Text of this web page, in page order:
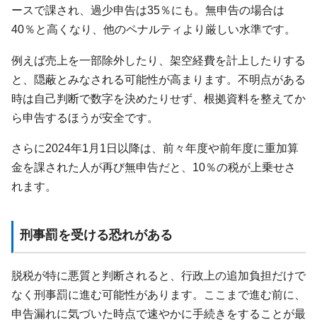
ースで課され、過少申告は35％にも。無申告の場合は
40％と高くなり、他のペナルティより厳しい水準です。
例えば売上を一部除外したり、架空経費を計上したりする
と、隠蔽とみなされる可能性が高まります。不明点がある
時は自己判断で数字を決めたりせず、根拠資料を整えてか
ら申告するほうが安全です。
さらに2024年1月1日以降は、前々年度や前年度に重加算
金を課された人が再び無申告だと、10％の税が上乗せさ
れます。
刑事罰を受ける恐れがある
脱税が特に悪質と判断されると、行政上の追加負担だけで
なく刑事罰に進む可能性があります。ここまで進む前に、
申告漏れに気づいた時点で速やかに手続きをすることが最